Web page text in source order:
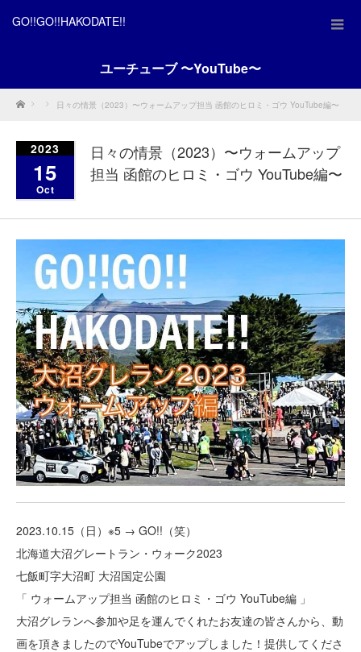
GO!!GO!!HAKODATE!!
ユーチューブ 〜YouTube〜
Home 日々の情景（2023）〜ウォームアップ担当 函館のヒロミ・ゴウ YouTube編〜
2023
15
Oct
日々の情景（2023）〜ウォームアップ
担当 函館のヒロミ・ゴウ YouTube編〜
2023.10.15（日）※5 → GO!!（笑）
北海道大沼グレートラン・ウォーク2023
七飯町字大沼町 大沼国定公園
「 ウォームアップ担当 函館のヒロミ・ゴウ YouTube編 」
大沼グレランへ参加や足を運んでくれたお友達の皆さんから、動
画を頂きましたのでYouTubeでアップしました！提供してくださ